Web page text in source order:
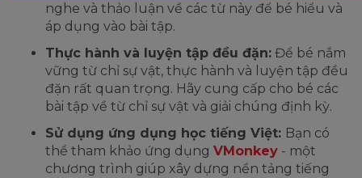
nghe và thảo luận về các từ này để bé hiểu và
áp dụng vào bài tập.
Thực hành và luyện tập đều đặn: Để bé nắm
vững từ chỉ sự vật, thực hành và luyện tập đều
đặn rất quan trọng. Hãy cung cấp cho bé các
bài tập về từ chỉ sự vật và giải chúng định kỳ.
Sử dụng ứng dụng học tiếng Việt: Bạn có
thể tham khảo ứng dụng VMonkey - một
chương trình giúp xây dựng nền tảng tiếng